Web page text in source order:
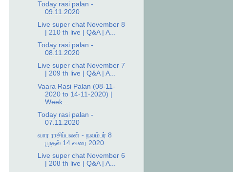
Today rasi palan -
09.11.2020
Live super chat November 8
| 210 th live | Q&A | A...
Today rasi palan -
08.11.2020
Live super chat November 7
| 209 th live | Q&A | A...
Vaara Rasi Palan (08-11-
2020 to 14-11-2020) |
Week...
Today rasi palan -
07.11.2020
வார ராசிப்பலன் - நவம்பர் 8
முதல் 14 வரை 2020
Live super chat November 6
| 208 th live | Q&A | A...